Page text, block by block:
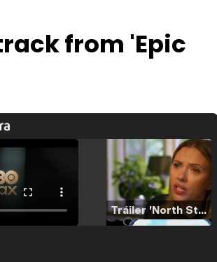
from 'Epic
Tráiler 'North Star' (2023)